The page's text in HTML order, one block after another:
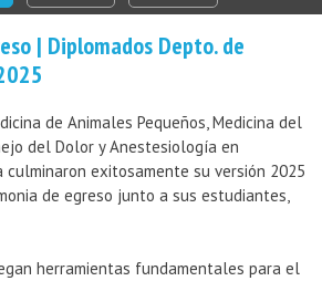
| Diplomados Depto. de
de Animales Pequeños, Medicina del
del Dolor y Anestesiología en
culminaron exitosamente su versión 2025
de egreso junto a sus estudiantes,
herramientas fundamentales para el